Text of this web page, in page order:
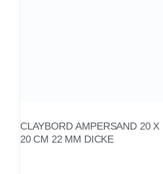
CLAYBORD AMPERSAND 20 X
20 CM 22 MM DICKE